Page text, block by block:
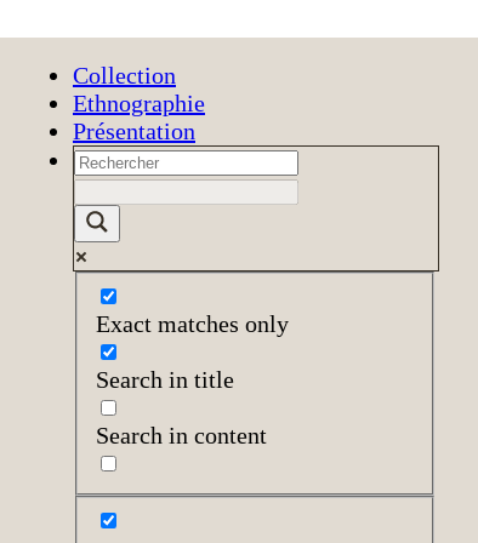
Collection
Ethnographie
Présentation
Exact matches only
Search in title
Search in content